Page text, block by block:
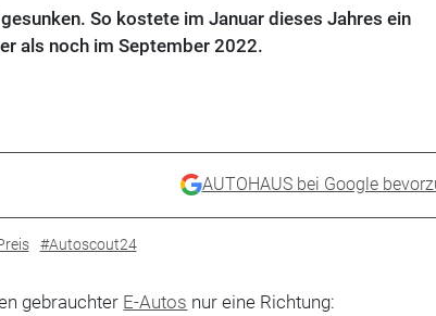
So kostete im Januar dieses Jahres ein
als noch im September 2022.
AUTOHAUS bei Google
#Autoscout24
gebrauchter E-Autos nur eine Richtung: